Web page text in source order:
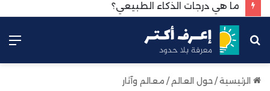
ما هي درجات الذكاء الطبيعي؟
بحث
عن
الرئيسية/حول العالم / معالم وآثار